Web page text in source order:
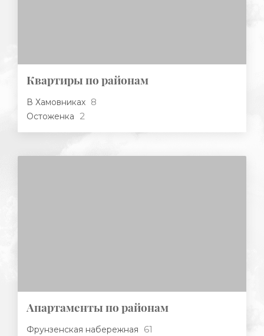
Квартиры по районам
В Хамовниках 8
Остоженка 2
Апартаменты по районам
Фрунзенская набережная 61